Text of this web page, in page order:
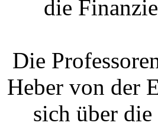
die
Die
Heber von der
sich über